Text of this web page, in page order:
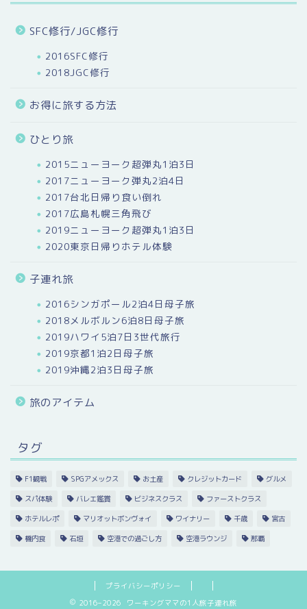
SFC修行/JGC修行
2016SFC修行
2018JGC修行
お得に旅する方法
ひとり旅
2015ニューヨーク超弾丸1泊3日
2017ニューヨーク弾丸2泊4日
2017台北日帰り食い倒れ
2017広島札幌三角飛び
2019ニューヨーク超弾丸1泊3日
2020東京日帰りホテル体験
子連れ旅
2016シンガポール2泊4日母子旅
2018メルボルン6泊8日母子旅
2019ハワイ5泊7日3世代旅行
2019京都1泊2日母子旅
2019沖縄2泊3日母子旅
旅のアイテム
タグ
F1観戦 SPGアメックス お土産 クレジットカード グルメ
スパ体験 バレエ鑑賞 ビジネスクラス ファーストクラス
ホテルレポ マリオットボンヴォイ ワイナリー 千歳 宮古
機内食 石垣 空港での過ごし方 空港ラウンジ 那覇
プライバシーポリシー
2016–2026 ワーキングママの1人旅子連れ旅